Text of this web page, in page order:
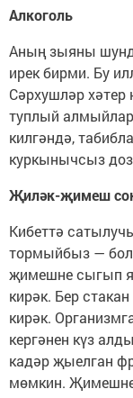
Алкоголь
Аның зыяны
ирек бирми. Бу
Сәрхушләр хәтер
туплый
килгәндә,
куркынычсыз
Җиләк-җимеш
Кибеттә
тормыйбыз —
җимешне сыгып
кирәк. Бер
кирәк.
кергәнен күз
кадәр җыелган
мөмкин.